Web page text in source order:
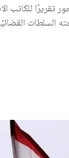
للكاتب
السلطات